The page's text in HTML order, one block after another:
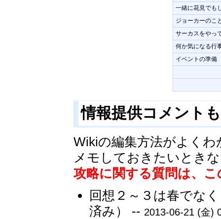
一緒に花見でも
ジョーカーのこ
サーカスをやっ
何か気になる行
イベントの準備
情報提供コメント
Wikiの編集方法がよく
メモしておきたいとき
攻略に関する質問は、
回想２～３は春でな
済み） -- 2013-06-21 (金)